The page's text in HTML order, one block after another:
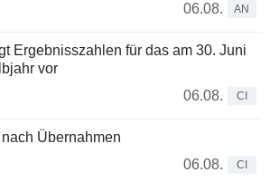
06.08.
AN
Ergebnisszahlen für das am 30. Juni
vor
06.08.
CI
Übernahmen
06.08.
CI